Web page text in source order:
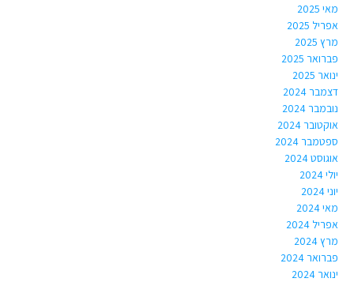
מאי 2025
אפריל 2025
מרץ 2025
פברואר 2025
ינואר 2025
דצמבר 2024
נובמבר 2024
אוקטובר 2024
ספטמבר 2024
אוגוסט 2024
יולי 2024
יוני 2024
מאי 2024
אפריל 2024
מרץ 2024
פברואר 2024
ינואר 2024